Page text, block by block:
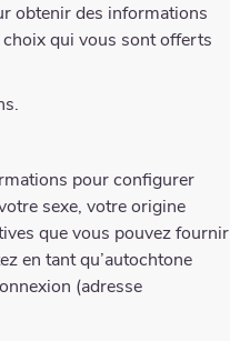
obtenir des informations
qui vous sont offerts
pour configurer
sexe, votre origine
que vous pouvez fournir
en tant qu’autochtone
(adresse